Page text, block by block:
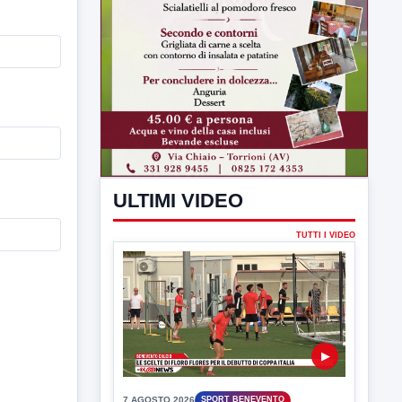
ULTIMI VIDEO
▶
7 AGOSTO 2026 SPORT BENEVENTO
Benevento Calcio: Le scelte di
Floro Flores per il debutto di Coppa